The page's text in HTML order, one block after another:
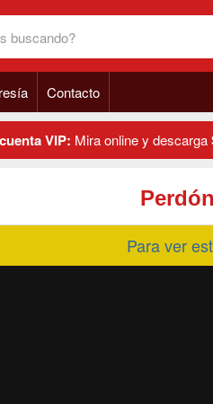
Contacto
VIP: Mira online y descarga
Para ver